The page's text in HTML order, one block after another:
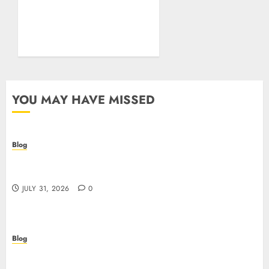
JULY 26, 2026 0
YOU MAY HAVE MISSED
Blog
JULY 31, 2026 0
Blog